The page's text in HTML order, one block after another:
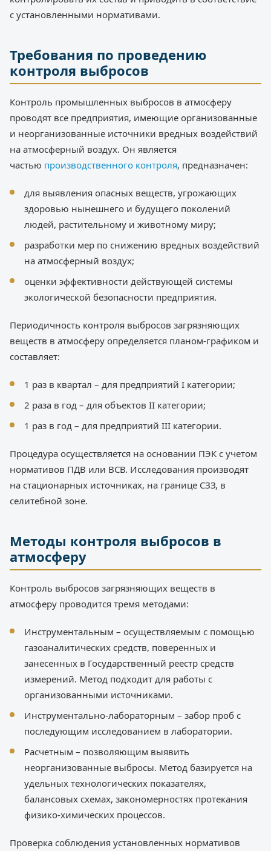
с установленными нормативами.
Требования по проведению
контроля выбросов
Контроль промышленных выбросов в атмосферу
проводят все предприятия, имеющие организованные
и неорганизованные источники вредных воздействий
на атмосферный воздух. Он является
частью производственного контроля, предназначен:
для выявления опасных веществ, угрожающих
здоровью нынешнего и будущего поколений
людей, растительному и животному миру;
разработки мер по снижению вредных воздействий
на атмосферный воздух;
оценки эффективности действующей системы
экологической безопасности предприятия.
Периодичность контроля выбросов загрязняющих
веществ в атмосферу определяется планом-графиком и
составляет:
1 раз в квартал – для предприятий I категории;
2 раза в год – для объектов II категории;
1 раз в год – для предприятий III категории.
Процедура осуществляется на основании ПЭК с учетом
нормативов ПДВ или ВСВ. Исследования производят
на стационарных источниках, на границе СЗЗ, в
селитебной зоне.
Методы контроля выбросов в
атмосферу
Контроль выбросов загрязняющих веществ в
атмосферу проводится тремя методами:
Инструментальным – осуществляемым с помощью
газоаналитических средств, поверенных и
занесенных в Государственный реестр средств
измерений. Метод подходит для работы с
организованными источниками.
Инструментально-лабораторным – забор проб с
последующим исследованием в лаборатории.
Расчетным – позволяющим выявить
неорганизованные выбросы. Метод базируется на
удельных технологических показателях,
балансовых схемах, закономерностях протекания
физико-химических процессов.
Проверка соблюдения установленных нормативов